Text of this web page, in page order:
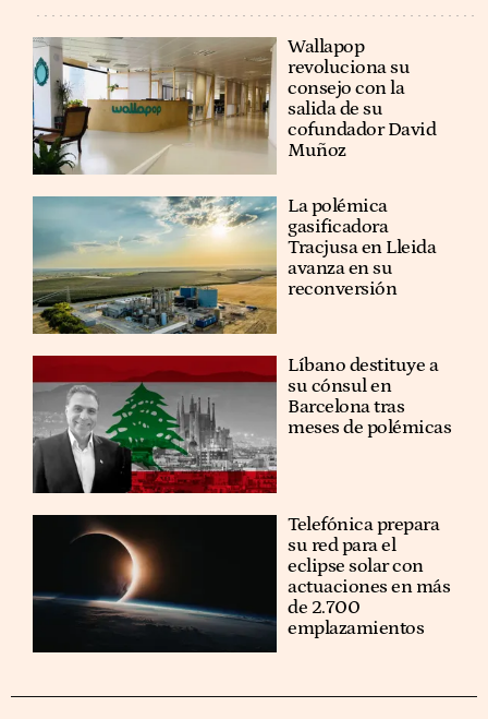
Wallapop
revoluciona su
consejo con la
salida de su
cofundador David
Muñoz
La polémica
gasificadora
Tracjusa en Lleida
avanza en su
reconversión
Líbano destituye a
su cónsul en
Barcelona tras
meses de polémicas
Telefónica prepara
su red para el
eclipse solar con
actuaciones en más
de 2.700
emplazamientos